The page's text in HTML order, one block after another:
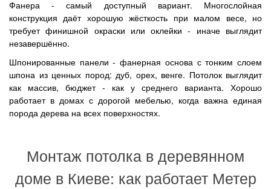
Фанера - самый доступный вариант. Многослойная
конструкция даёт хорошую жёсткость при малом весе, но
требует финишной окраски или оклейки - иначе выглядит
незавершённо.
Шпонированные панели - фанерная основа с тонким слоем
шпона из ценных пород: дуб, орех, венге. Потолок выглядит
как массив, бюджет - как у среднего варианта. Хорошо
работает в домах с дорогой мебелью, когда важна единая
порода дерева на всех поверхностях.
Монтаж потолка в деревянном
доме в Киеве: как работает Метер